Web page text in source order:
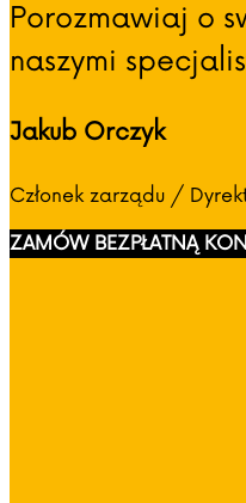
Porozmawiaj o
naszymi
Jakub Orczyk
Członek zarządu /
ZAMÓW BEZPŁATNĄ